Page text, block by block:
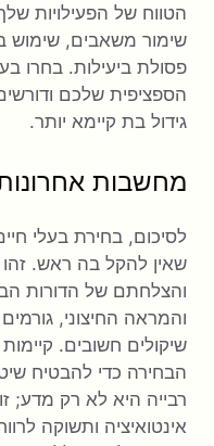
הטווח של הפעילויות
שימור משאבים, שימוש
פסולת ביעילות. בחרו
הספציפית שלכם
גידול בת קיימא יותר.
מחשבות
לסיכום, בחירת בעלי
שאין להקל בה ראש. זהו
והצלחתם של הדורות
והמראה החיצוני,
שיקולים חשובים.
הבחירה כדי להבטיח
רבייה היא לא רק מדע;
אינטואיציה ותשוקה